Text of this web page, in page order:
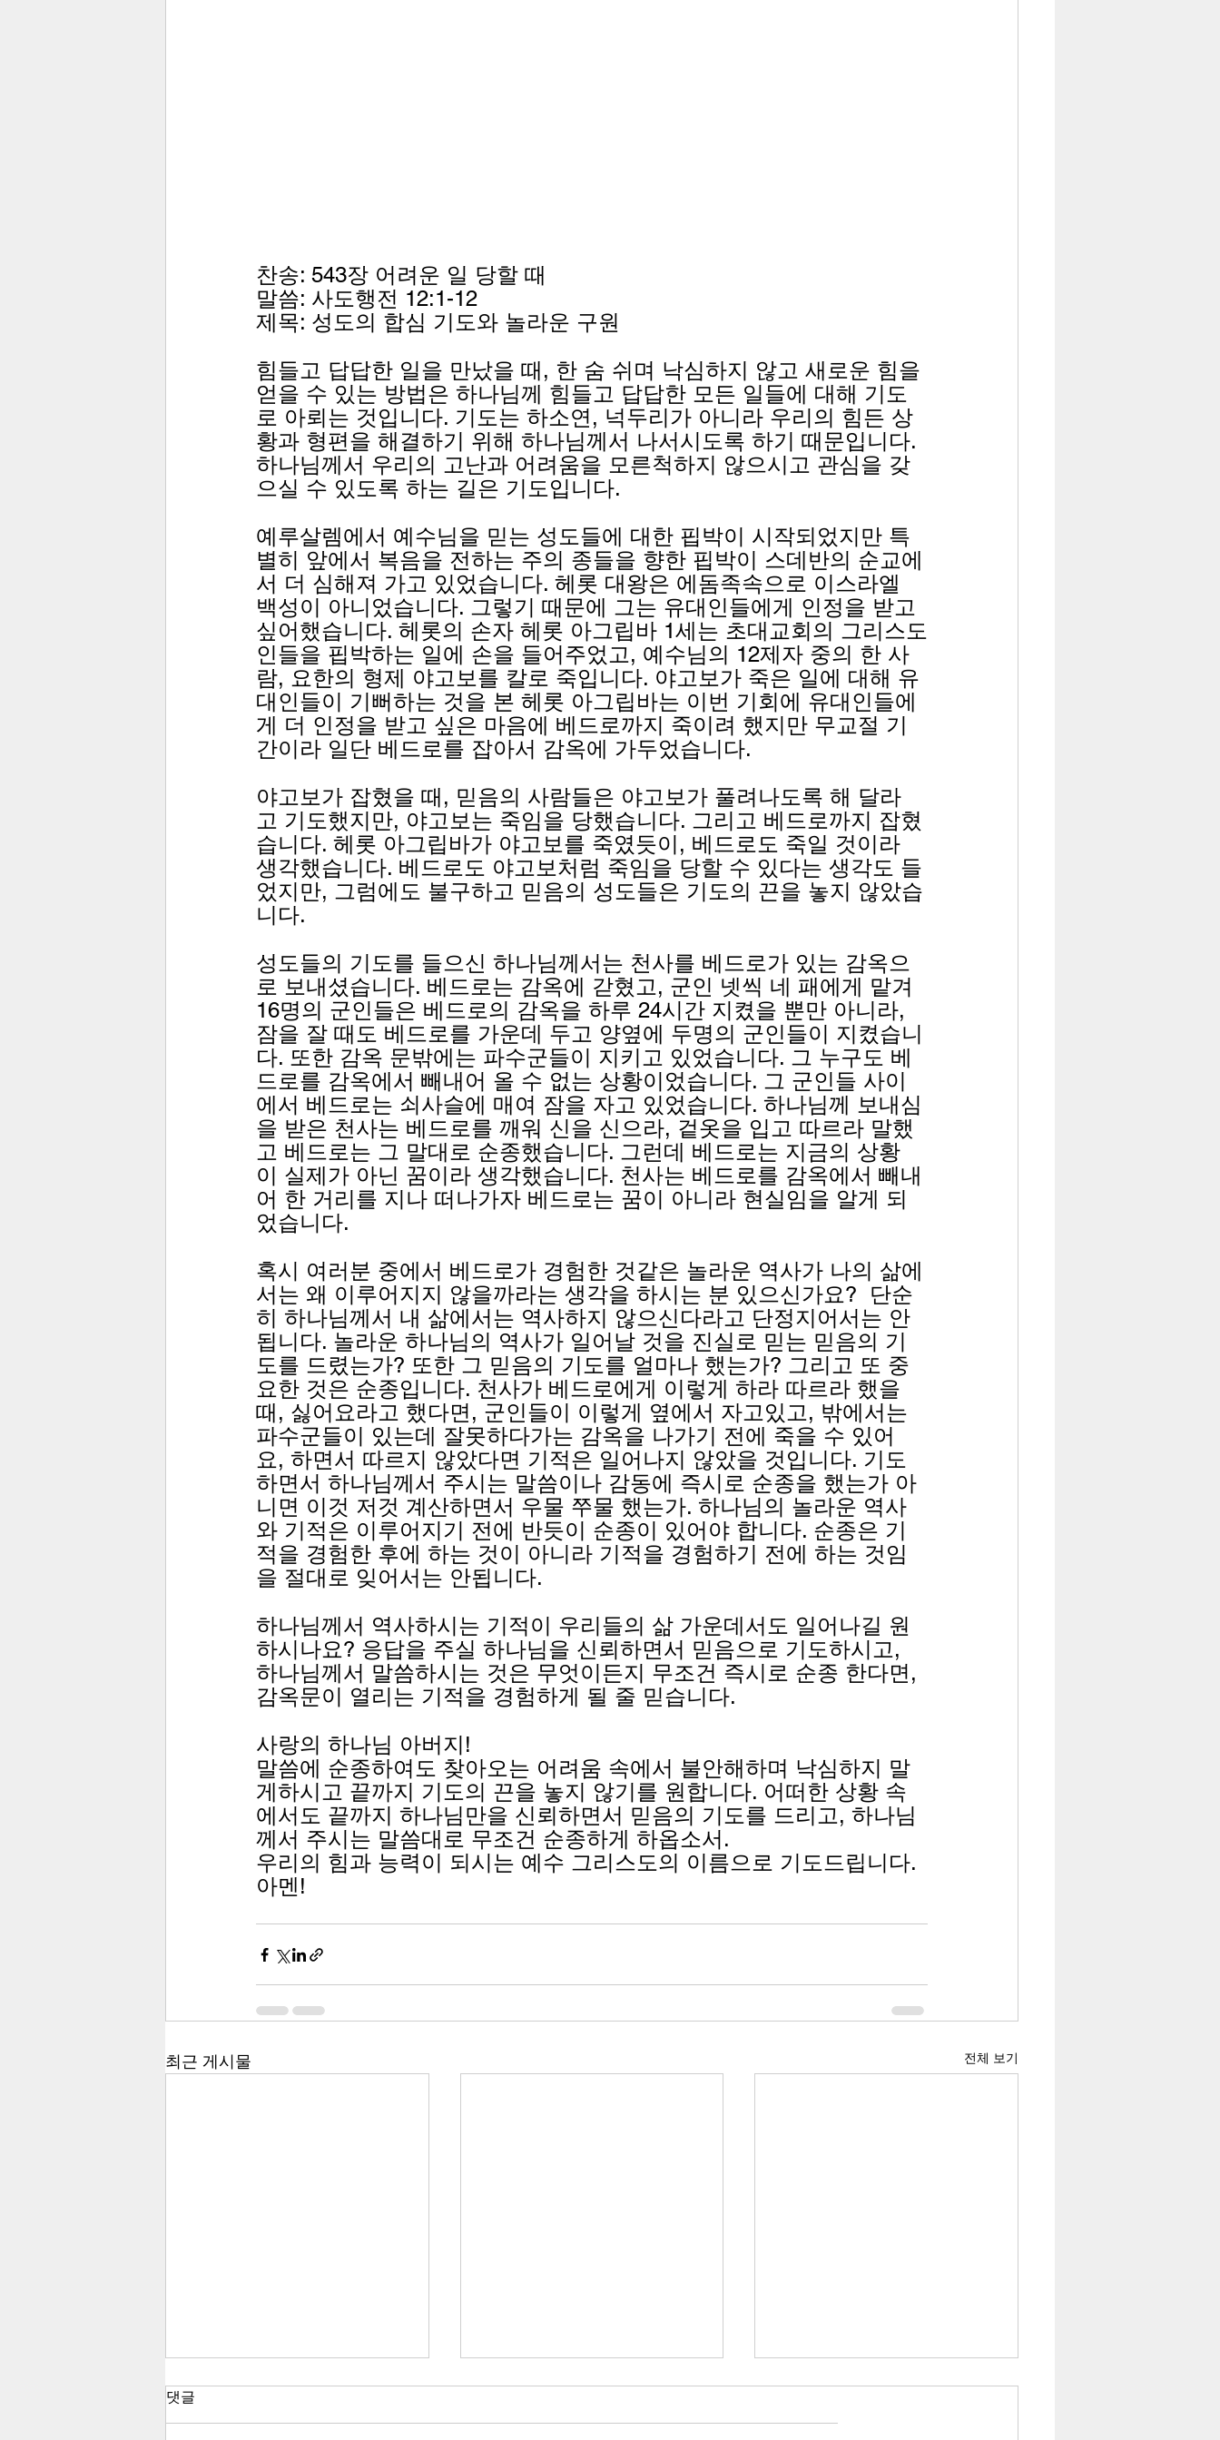
찬송: 543장 어려운 일 당할 때
말씀: 사도행전 12:1-12
제목: 성도의 합심 기도와 놀라운 구원
힘들고 답답한 일을 만났을 때, 한 숨 쉬며 낙심하지 않고 새로운 힘을
얻을 수 있는 방법은 하나님께 힘들고 답답한 모든 일들에 대해 기도
로 아뢰는 것입니다. 기도는 하소연, 넉두리가 아니라 우리의 힘든 상
황과 형편을 해결하기 위해 하나님께서 나서시도록 하기 때문입니다.
하나님께서 우리의 고난과 어려움을 모른척하지 않으시고 관심을 갖
으실 수 있도록 하는 길은 기도입니다.
예루살렘에서 예수님을 믿는 성도들에 대한 핍박이 시작되었지만 특
별히 앞에서 복음을 전하는 주의 종들을 향한 핍박이 스데반의 순교에
서 더 심해져 가고 있었습니다. 헤롯 대왕은 에돔족속으로 이스라엘
백성이 아니었습니다. 그렇기 때문에 그는 유대인들에게 인정을 받고
싶어했습니다. 헤롯의 손자 헤롯 아그립바 1세는 초대교회의 그리스도
인들을 핍박하는 일에 손을 들어주었고, 예수님의 12제자 중의 한 사
람, 요한의 형제 야고보를 칼로 죽입니다. 야고보가 죽은 일에 대해 유
대인들이 기뻐하는 것을 본 헤롯 아그립바는 이번 기회에 유대인들에
게 더 인정을 받고 싶은 마음에 베드로까지 죽이려 했지만 무교절 기
간이라 일단 베드로를 잡아서 감옥에 가두었습니다.
야고보가 잡혔을 때, 믿음의 사람들은 야고보가 풀려나도록 해 달라
고 기도했지만, 야고보는 죽임을 당했습니다. 그리고 베드로까지 잡혔
습니다. 헤롯 아그립바가 야고보를 죽였듯이, 베드로도 죽일 것이라
생각했습니다. 베드로도 야고보처럼 죽임을 당할 수 있다는 생각도 들
었지만, 그럼에도 불구하고 믿음의 성도들은 기도의 끈을 놓지 않았습
니다.
성도들의 기도를 들으신 하나님께서는 천사를 베드로가 있는 감옥으
로 보내셨습니다. 베드로는 감옥에 갇혔고, 군인 넷씩 네 패에게 맡겨
16명의 군인들은 베드로의 감옥을 하루 24시간 지켰을 뿐만 아니라,
잠을 잘 때도 베드로를 가운데 두고 양옆에 두명의 군인들이 지켰습니
다. 또한 감옥 문밖에는 파수군들이 지키고 있었습니다. 그 누구도 베
드로를 감옥에서 빼내어 올 수 없는 상황이었습니다. 그 군인들 사이
에서 베드로는 쇠사슬에 매여 잠을 자고 있었습니다. 하나님께 보내심
을 받은 천사는 베드로를 깨워 신을 신으라, 겉옷을 입고 따르라 말했
고 베드로는 그 말대로 순종했습니다. 그런데 베드로는 지금의 상황
이 실제가 아닌 꿈이라 생각했습니다. 천사는 베드로를 감옥에서 빼내
어 한 거리를 지나 떠나가자 베드로는 꿈이 아니라 현실임을 알게 되
었습니다.
혹시 여러분 중에서 베드로가 경험한 것같은 놀라운 역사가 나의 삶에
서는 왜 이루어지지 않을까라는 생각을 하시는 분 있으신가요?  단순
히 하나님께서 내 삶에서는 역사하지 않으신다라고 단정지어서는 안
됩니다. 놀라운 하나님의 역사가 일어날 것을 진실로 믿는 믿음의 기
도를 드렸는가? 또한 그 믿음의 기도를 얼마나 했는가? 그리고 또 중
요한 것은 순종입니다. 천사가 베드로에게 이렇게 하라 따르라 했을
때, 싫어요라고 했다면, 군인들이 이렇게 옆에서 자고있고, 밖에서는
파수군들이 있는데 잘못하다가는 감옥을 나가기 전에 죽을 수 있어
요, 하면서 따르지 않았다면 기적은 일어나지 않았을 것입니다. 기도
하면서 하나님께서 주시는 말씀이나 감동에 즉시로 순종을 했는가 아
니면 이것 저것 계산하면서 우물 쭈물 했는가. 하나님의 놀라운 역사
와 기적은 이루어지기 전에 반듯이 순종이 있어야 합니다. 순종은 기
적을 경험한 후에 하는 것이 아니라 기적을 경험하기 전에 하는 것임
을 절대로 잊어서는 안됩니다.
하나님께서 역사하시는 기적이 우리들의 삶 가운데서도 일어나길 원
하시나요? 응답을 주실 하나님을 신뢰하면서 믿음으로 기도하시고,
하나님께서 말씀하시는 것은 무엇이든지 무조건 즉시로 순종 한다면,
감옥문이 열리는 기적을 경험하게 될 줄 믿습니다.
사랑의 하나님 아버지!
말씀에 순종하여도 찾아오는 어려움 속에서 불안해하며 낙심하지 말
게하시고 끝까지 기도의 끈을 놓지 않기를 원합니다. 어떠한 상황 속
에서도 끝까지 하나님만을 신뢰하면서 믿음의 기도를 드리고, 하나님
께서 주시는 말씀대로 무조건 순종하게 하옵소서.
우리의 힘과 능력이 되시는 예수 그리스도의 이름으로 기도드립니다.
아멘!
최근 게시물 전체 보기
댓글